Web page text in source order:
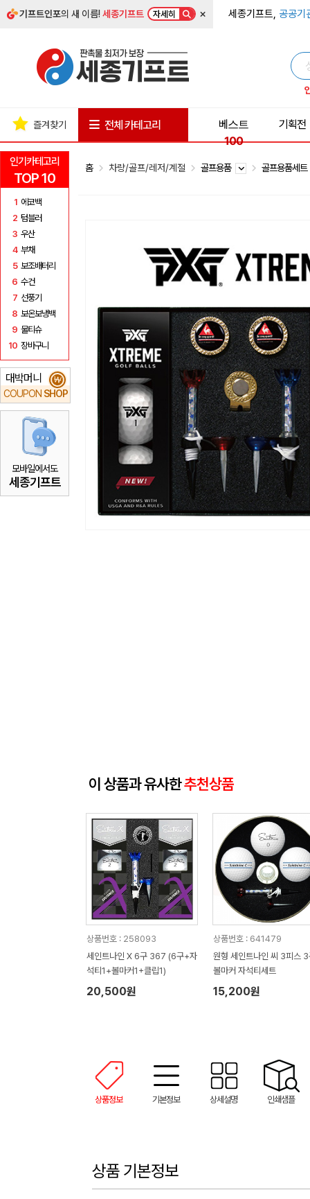
기프트인포의 새 이름!세종기프트 자세히 × 세종기프트, 공공기
인기카테고리
TOP 10
1 에코백
2 텀블러
3 우산
4 부채
5 보조배터리
6 수건
7 선풍기
8 보온보냉백
9 물티슈
10 장바구니
대박머니
COUPON SHOP
₩
모바일에서도
세종기프트
즐겨찾기 전체 카테고리
베스트
100
기획전
홈 차량/골프/레저/계절 골프용품 골프용품세
이 상품과 유사한추천상품
상품번호 : 258093
세인트나인 X 6구 367 (6구+자
석티1+볼마커1+클립1)
20,500원
상품번호 : 641479
원형 세인트나인 씨 3피스 3
볼마커 자석티세트
15,200원
상품정보 기본정보 상세설명 인쇄샘플
상품 기본정보